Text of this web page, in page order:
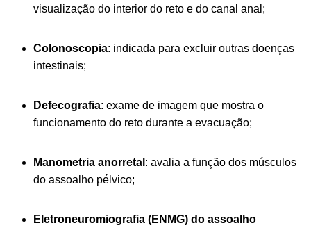
visualização do interior do reto e do canal anal;
Colonoscopia: indicada para excluir outras doenças
intestinais;
Defecografia: exame de imagem que mostra o
funcionamento do reto durante a evacuação;
Manometria anorretal : avalia a função dos músculos
do assoalho pélvico;
Eletroneuromiografia (ENMG) do assoalho